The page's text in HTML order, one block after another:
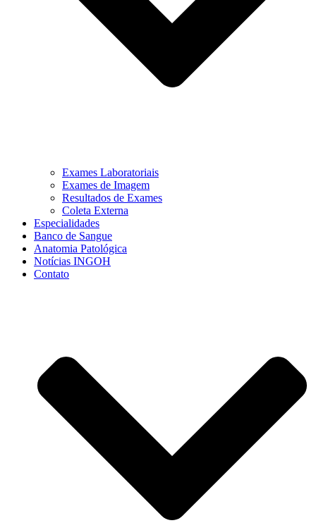
Exames Laboratoriais
Exames de Imagem
Resultados de Exames
Coleta Externa
Especialidades
Banco de Sangue
Anatomia Patológica
Notícias INGOH
Contato